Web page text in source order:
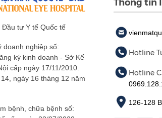
Đầu tư Y tế Quốc tế
doanh nghiệp số:
ký kinh doanh - Sở Kế
cấp ngày 17/11/2010.
ngày 16 tháng 12 năm
bệnh, chữa bệnh số:
Thông tin
Hotline
Hotline
126-128